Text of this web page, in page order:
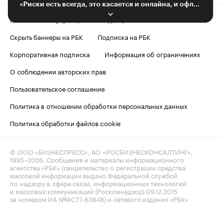
«Риски есть всегда, это касается и онлайна, и офлайна»
Контактная информация
Скрыть баннеры на РБК
Подписка на РБК
Корпоративная подписка
Информация об ограничениях
О соблюдении авторских прав
Пользовательское соглашение
Политика в отношении обработки персональных данных
Политика обработки файлов cookie
© ООО «БИЗНЕСПРЕСС», АО «РОСБИЗНЕСКОНСАЛТИНГ»,
1995–2026. Сообщения и материалы информационного
агентства «РБК» (свидетельство о регистрации средства
массовой информации выдано Федеральной службой
по надзору в сфере связи, информационных технологий
и массовых коммуникаций (Роскомнадзор) 09.12.2015
за номером ИА №ФС77-63848) и сетевого издания «РБК»